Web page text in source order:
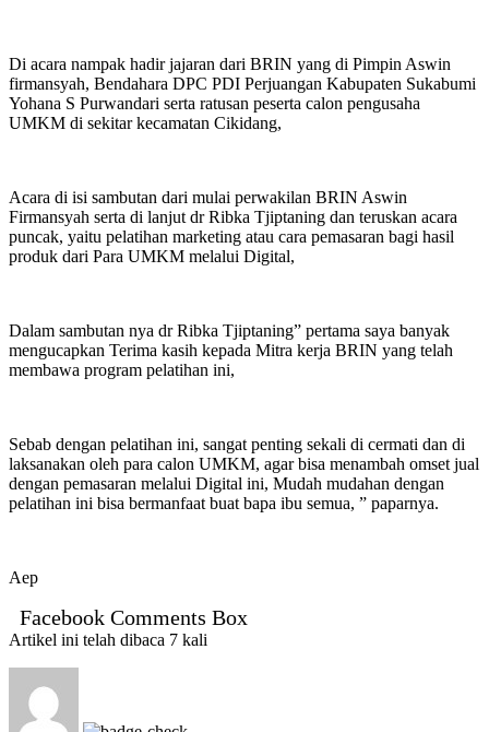
Di acara nampak hadir jajaran dari BRIN yang di Pimpin Aswin
firmansyah, Bendahara DPC PDI Perjuangan Kabupaten Sukabumi
Yohana S Purwandari serta ratusan peserta calon pengusaha
UMKM di sekitar kecamatan Cikidang,
Acara di isi sambutan dari mulai perwakilan BRIN Aswin
Firmansyah serta di lanjut dr Ribka Tjiptaning dan teruskan acara
puncak, yaitu pelatihan marketing atau cara pemasaran bagi hasil
produk dari Para UMKM melalui Digital,
Dalam sambutan nya dr Ribka Tjiptaning” pertama saya banyak
mengucapkan Terima kasih kepada Mitra kerja BRIN yang telah
membawa program pelatihan ini,
Sebab dengan pelatihan ini, sangat penting sekali di cermati dan di
laksanakan oleh para calon UMKM, agar bisa menambah omset jual
dengan pemasaran melalui Digital ini, Mudah mudahan dengan
pelatihan ini bisa bermanfaat buat bapa ibu semua, ” paparnya.
Aep
Facebook Comments Box
Artikel ini telah dibaca 7 kali